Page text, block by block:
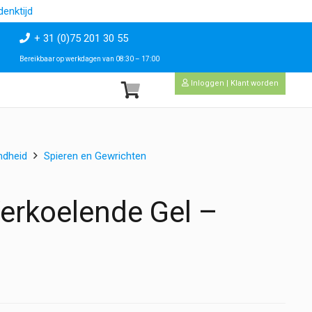
+ 31 (0)75 201 30 55
Bereikbaar op werkdagen van 08:30 – 17:00
Inloggen | Klant worden
Spieren en Gewrichten
Gel –